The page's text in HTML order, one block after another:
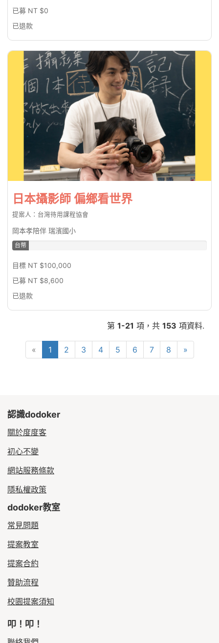
已募 NT $0
已退款
日本攝影師 偏鄉看世界
提案人：台灣待用課程協會
岡本孝陪伴 瑞濱國小
台幣
目標 NT $100,000
已募 NT $8,600
已退款
第 1-21 項，共 153 項資料.
« 1 2 3 4 5 6 7 8 »
認識dodoker
關於度度客
初心不變
網站服務條款
隱私權政策
dodoker教室
常見問題
提案教室
提案合約
贊助流程
校園提案須知
叩！叩！